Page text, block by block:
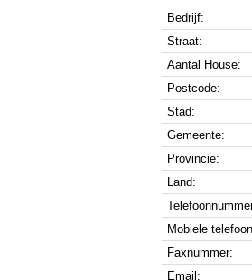
Bedrijf:
Straat:
Aantal House:
Postcode:
Stad:
Gemeente:
Provincie:
Land:
Mobiele
Faxnummer:
Email: